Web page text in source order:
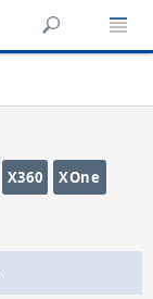
X360 XOne